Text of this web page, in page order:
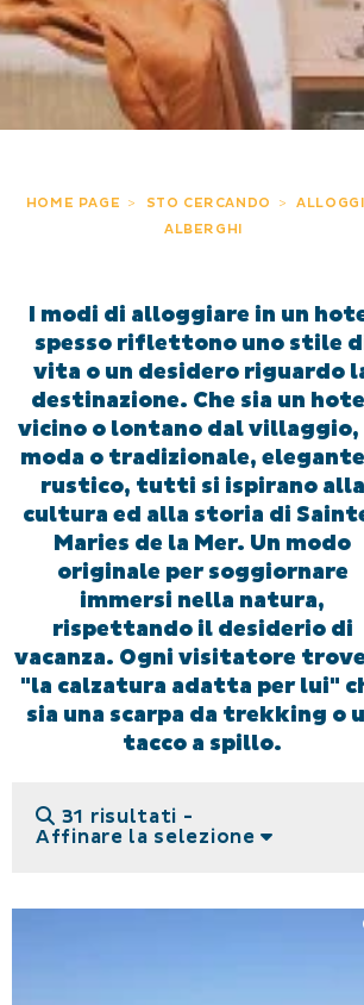
HOME PAGE STO CERCANDO
ALLOGGI
ALBERGHI
I modi di alloggiare in un
spesso riflettono uno stile
vita o un desidero riguardo
destinazione. Che sia un
vicino o lontano dal villaggio,
moda o tradizionale,
rustico, tutti si ispirano alla
cultura ed alla storia di
Maries de la Mer. Un modo
originale per soggiornare
immersi nella natura,
rispettando il desiderio di
vacanza. Ogni visitatore
"la calzatura adatta per lui"
sia una scarpa da trekking o
tacco a spillo.
31 risultati -
Affinare la selezione